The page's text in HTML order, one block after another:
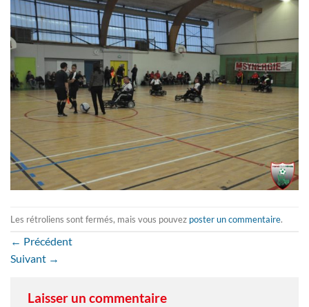
Les rétroliens sont fermés, mais vous pouvez poster un commentaire.
← Précédent
Suivant →
Laisser un commentaire